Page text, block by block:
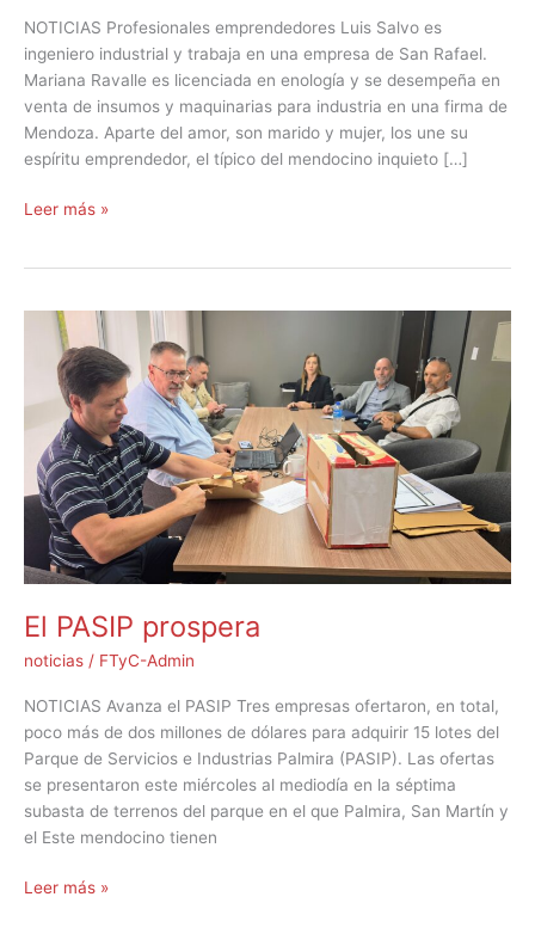
NOTICIAS Profesionales emprendedores Luis Salvo es
ingeniero industrial y trabaja en una empresa de San Rafael.
Mariana Ravalle es licenciada en enología y se desempeña en
venta de insumos y maquinarias para industria en una firma de
Mendoza. Aparte del amor, son marido y mujer, los une su
espíritu emprendedor, el típico del mendocino inquieto […]
Leer más »
El PASIP prospera
noticias / FTyC-Admin
NOTICIAS Avanza el PASIP Tres empresas ofertaron, en total,
poco más de dos millones de dólares para adquirir 15 lotes del
Parque de Servicios e Industrias Palmira (PASIP). Las ofertas
se presentaron este miércoles al mediodía en la séptima
subasta de terrenos del parque en el que Palmira, San Martín y
el Este mendocino tienen
PASIP
prospera
Leer más »